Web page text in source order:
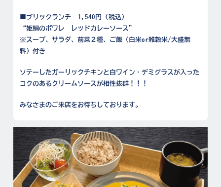
■ブリックランチ—–1,540円 (税込)
“姫鯛のポワレ レッドカレーソース”
※スープ、サラダ、前菜２種、ご飯（白米or雑穀米/大盛無
料）付き
ソテーしたガーリックチキンと白ワイン・デミグラスが入った
コクのあるクリームソースが相性抜群！！！
みなさまのご来店をお待ちしております。